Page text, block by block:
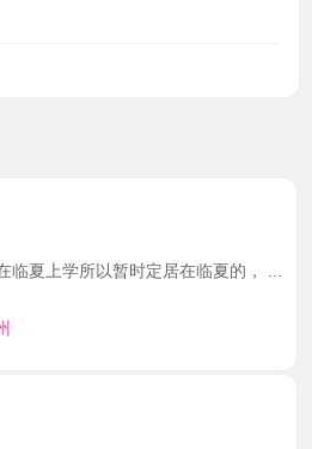
临夏上学所以暂时定居在临夏的， ...